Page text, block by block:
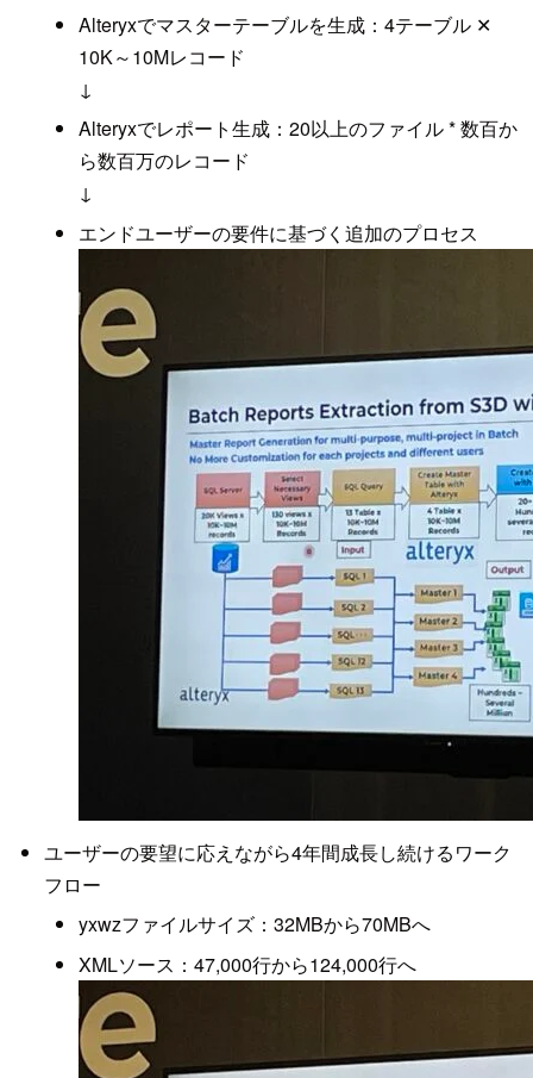
Alteryxでマスターテーブルを生成：4テーブル ✕
10K～10Mレコード
↓
Alteryxでレポート生成：20以上のファイル * 数百か
ら数百万のレコード
↓
エンドユーザーの要件に基づく追加のプロセス
ユーザーの要望に応えながら4年間成長し続けるワーク
フロー
yxwzファイルサイズ：32MBから70MBへ
XMLソース：47,000行から124,000行へ